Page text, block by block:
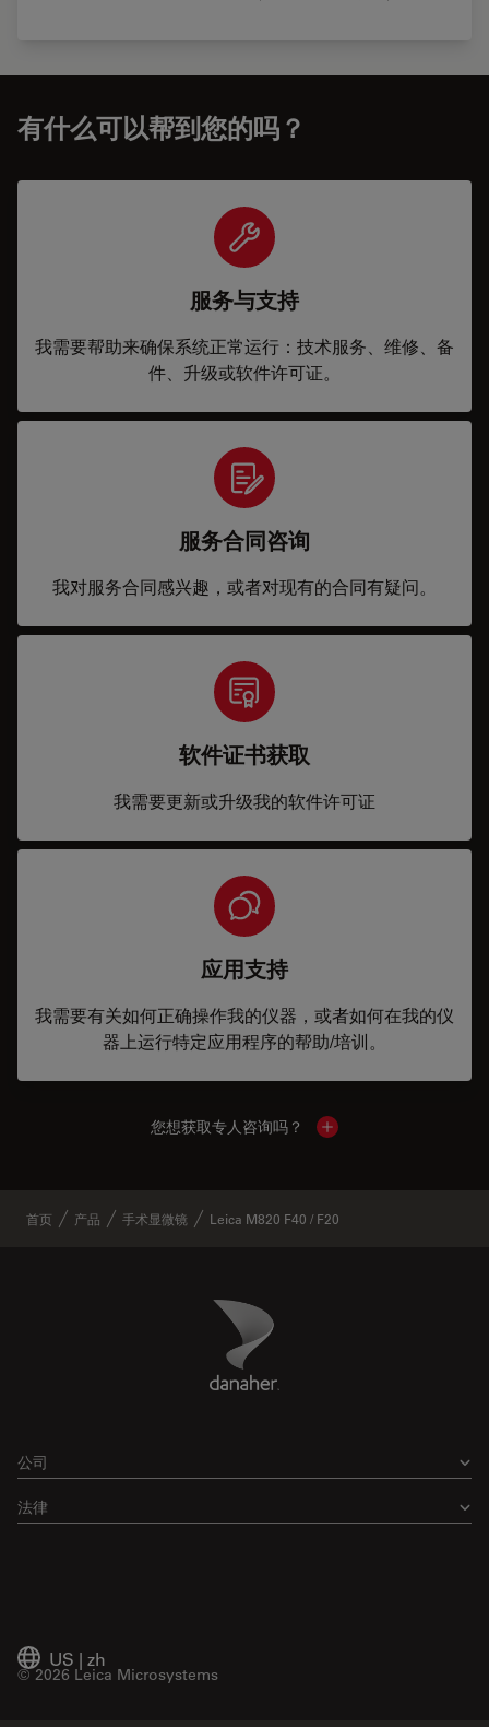
有什么可以帮到您的吗？
服务与支持
我需要帮助来确保系统正常运行：技术服务、维修、备
件、升级或软件许可证。
服务合同咨询
我对服务合同感兴趣，或者对现有的合同有疑问。
软件证书获取
我需要更新或升级我的软件许可证
应用支持
我需要有关如何正确操作我的仪器，或者如何在我的仪
器上运行特定应用程序的帮助/培训。
您想获取专人咨询吗？ Show local contacts
首页 产品 手术显微镜 Leica M820 F40 / F20
Danaher Logo
公司
法律
US | zh
© 2026 Leica Microsystems